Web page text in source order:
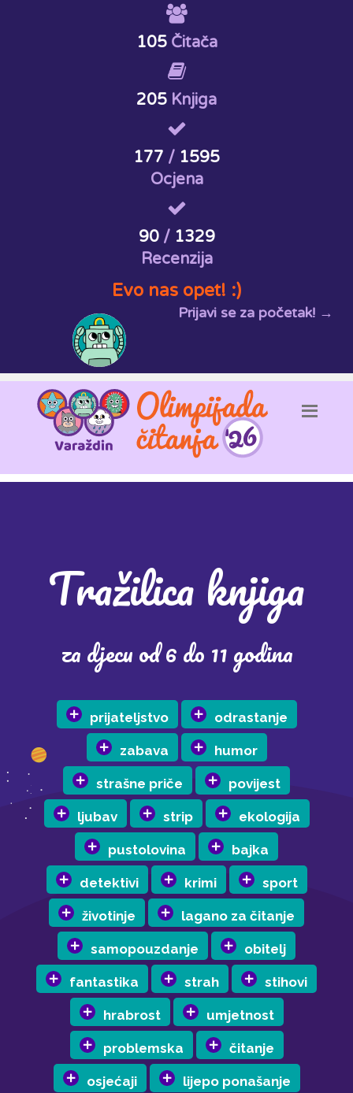
105Čitača
205 Knjiga
177 / 1595
Ocjena
90/ 1329
Recenzija
Evo nas opet! :)
Prijavi se za početak! →
Tražilica knjiga
za djecu od 6 do 11 godina
prijateljstvo odrastanje
zabava humor
strašne priče povijest
ljubav strip ekologija
pustolovina bajka
detektivi krimi sport
životinje lagano za čitanje
samopouzdanje obitelj
fantastika strah stihovi
hrabrost umjetnost
problemska čitanje
osjećaji lijepo ponašanje